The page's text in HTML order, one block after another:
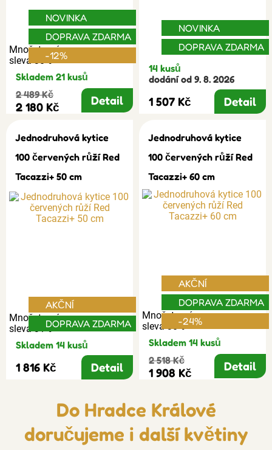
Množstevní
sleva 30%
NOVINKA
DOPRAVA ZDARMA
-12%
Skladem 21 kusů
2 489 Kč
2 180 Kč Detail
NOVINKA
DOPRAVA ZDARMA
14 kusů
dodání od 9. 8. 2026
1 507 Kč Detail
Jednodruhová kytice
100 červených růží Red
Tacazzi+ 50 cm
Množstevní
sleva 31%
AKČNÍ
DOPRAVA ZDARMA
Skladem 14 kusů
1 816 Kč Detail
Jednodruhová kytice
100 červených růží Red
Tacazzi+ 60 cm
Množstevní
sleva 30%
AKČNÍ
DOPRAVA ZDARMA
-24%
Skladem 14 kusů
2 518 Kč
1 908 Kč Detail
Do Hradce Králové
doručujeme i další květiny